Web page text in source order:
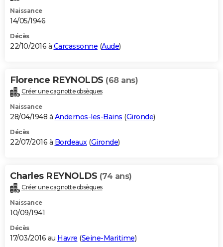
Naissance
14/05/1946
Décès
22/10/2016 à Carcassonne (Aude)
Florence REYNOLDS (68 ans)
Créer une cagnotte obsèques
Naissance
28/04/1948 à Andernos-les-Bains (Gironde)
Décès
22/07/2016 à Bordeaux(Gironde)
Charles REYNOLDS (74 ans)
Créer une cagnotte obsèques
Naissance
10/09/1941
Décès
17/03/2016 au Havre (Seine-Maritime)